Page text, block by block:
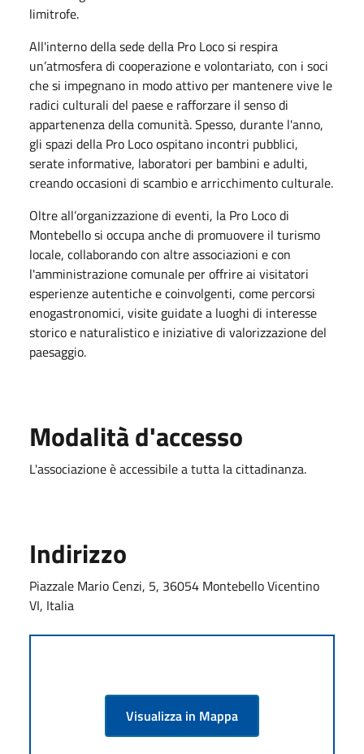
limitrofe.
All'interno della sede della Pro Loco si respira
un’atmosfera di cooperazione e volontariato, con i soci
che si impegnano in modo attivo per mantenere vive le
radici culturali del paese e rafforzare il senso di
appartenenza della comunità. Spesso, durante l'anno,
gli spazi della Pro Loco ospitano incontri pubblici,
serate informative, laboratori per bambini e adulti,
creando occasioni di scambio e arricchimento culturale.
Oltre all’organizzazione di eventi, la Pro Loco di
Montebello si occupa anche di promuovere il turismo
locale, collaborando con altre associazioni e con
l'amministrazione comunale per offrire ai visitatori
esperienze autentiche e coinvolgenti, come percorsi
enogastronomici, visite guidate a luoghi di interesse
storico e naturalistico e iniziative di valorizzazione del
paesaggio.
Modalità d'accesso
L'associazione è accessibile a tutta la cittadinanza.
Indirizzo
Piazzale Mario Cenzi, 5, 36054 Montebello Vicentino
VI, Italia
Visualizza in Mappa